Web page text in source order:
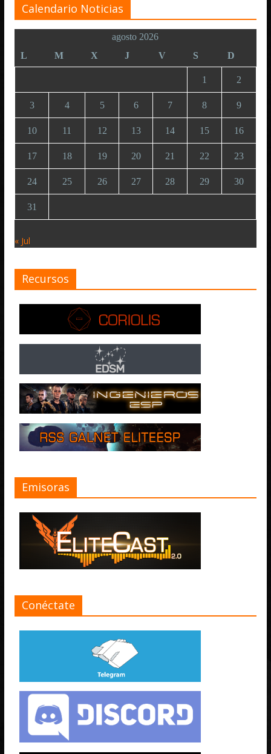
Calendario Noticias
agosto 2026
L
M X J V S D
1 2
3 4 5 6 7 8 9
10 11 12 13 14 15 16
17 18 19 20 21 22 23
24 25 26 27 28 29 30
31
« Jul
Recursos
Emisoras
Conéctate